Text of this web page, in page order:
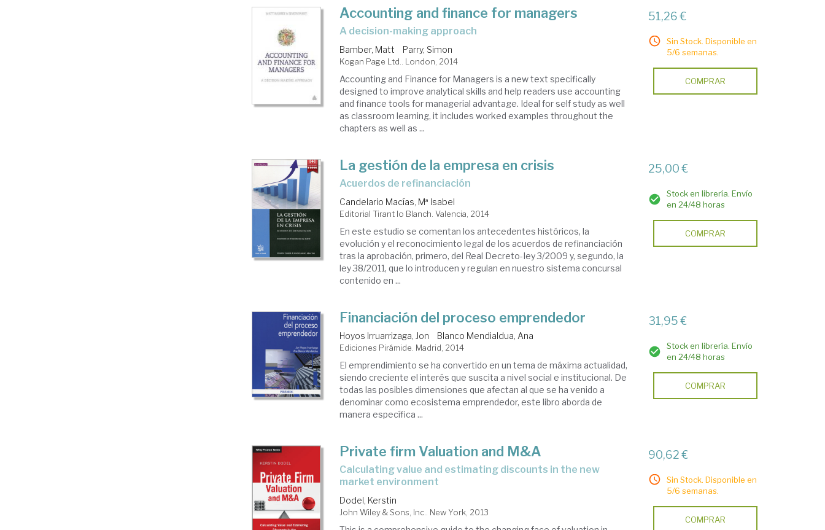
Accounting and finance for managers
a decision-making approach
Bamber, Matt Parry, Simon
Kogan Page Ltd.. London, 2014
Accounting and Finance for Managers is a new text specifically
designed to improve analytical skills and help readers use accounting
and finance tools for managerial advantage. Ideal for self study as well
as classroom learning, it includes worked examples throughout the
chapters as well as ...
51,26 €
Sin Stock. Disponible en
5/6 semanas.
COMPRAR
La gestión de la empresa en crisis
acuerdos de refinanciación
Candelario Macías, Mª Isabel
Editorial Tirant lo Blanch. Valencia, 2014
En este estudio se comentan los antecedentes históricos, la
evolución y el reconocimiento legal de los acuerdos de refinanciación
tras la aprobación, primero, del Real Decreto-Iey 3/2009 y, segundo, la
ley 38/2011, que lo introducen y regulan en nuestro sistema concursal
contenido en ...
25,00 €
Stock en librería. Envío
en 24/48 horas
COMPRAR
Financiación del proceso emprendedor
Hoyos Irruarrizaga, Jon Blanco Mendialdua, Ana
Ediciones Pirámide. Madrid, 2014
El emprendimiento se ha convertido en un tema de máxima actualidad,
siendo creciente el interés que suscita a nivel social e institucional. De
todas las posibles dimensiones que afectan al que se ha venido a
denominar como ecosistema emprendedor, este libro aborda de
manera específica ...
31,95 €
Stock en librería. Envío
en 24/48 horas
COMPRAR
Private firm Valuation and M&A
calculating value and estimating discounts in the new
market environment
Dodel, Kerstin
John Wiley & Sons, Inc.. New York, 2013
90,62 €
Sin Stock. Disponible en
5/6 semanas.
COMPRAR